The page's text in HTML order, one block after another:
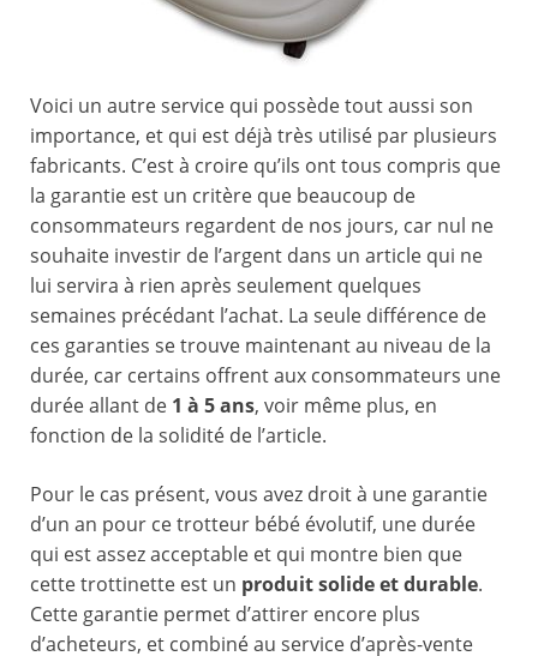
Voici un autre service qui possède tout aussi son
importance, et qui est déjà très utilisé par plusieurs
fabricants. C’est à croire qu’ils ont tous compris que
la garantie est un critère que beaucoup de
consommateurs regardent de nos jours, car nul ne
souhaite investir de l’argent dans un article qui ne
lui servira à rien après seulement quelques
semaines précédant l’achat. La seule différence de
ces garanties se trouve maintenant au niveau de la
durée, car certains offrent aux consommateurs une
durée allant de 1 à 5 ans, voir même plus, en
fonction de la solidité de l’article.
Pour le cas présent, vous avez droit à une garantie
d’un an pour ce trotteur bébé évolutif, une durée
qui est assez acceptable et qui montre bien que
cette trottinette est un produit solide et durable.
Cette garantie permet d’attirer encore plus
d’acheteurs, et combiné au service d’après-vente